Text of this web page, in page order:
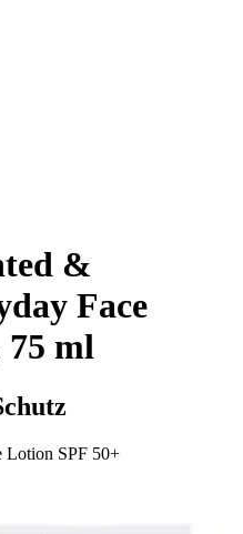
&
Face
75 ml
Lotion SPF 50+